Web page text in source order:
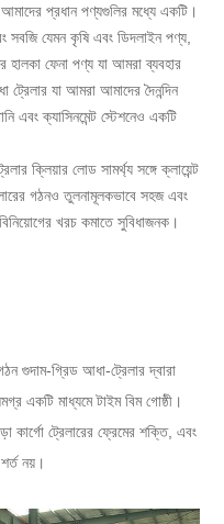
প্রধান পণ্যগুলির মধ্যে একটি।
সবজি যেমন কৃষি এবং ডিদলাইন পণ্য,
হালকা ফেনা পণ্য যা আমরা ব্যবহার
যা আমরা আমাদের দৈনন্দিন
এবং ক্যাসিনমেন্ট স্টেশনেও একটি
ক্লিয়ার লোড সামর্থ্য সঙ্গে ক্লায়েন্ট
গঠনও তুলনামূলকভাবে সহজ এবং
খরচ কমাতে সুবিধাজনক।
গুদাম-গ্রিড আধা-ট্রেলার দ্বারা
একটি মাধ্যমে টাইম বিম গোষ্ঠী।
কার্গো ট্রেলারের ফ্রেমের শক্তি, এবং
নয়।